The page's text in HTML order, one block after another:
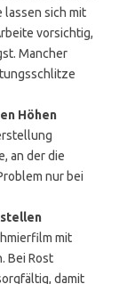
lassen sich mit
vorsichtig,
Mancher
Höhen
an der die
nur bei
mit
Bei Rost
damit